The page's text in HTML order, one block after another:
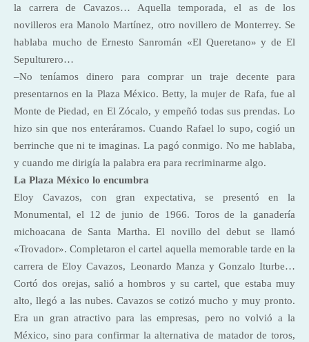
la carrera de Cavazos… Aquella temporada, el as de los
novilleros era Manolo Martínez, otro novillero de Monterrey. Se
hablaba mucho de Ernesto Sanromán «El Queretano» y de El
Sepulturero…
–No teníamos dinero para comprar un traje decente para
presentarnos en la Plaza México. Betty, la mujer de Rafa, fue al
Monte de Piedad, en El Zócalo, y empeñó todas sus prendas. Lo
hizo sin que nos enteráramos. Cuando Rafael lo supo, cogió un
berrinche que ni te imaginas. La pagó conmigo. No me hablaba,
y cuando me dirigía la palabra era para recriminarme algo.
La Plaza México lo encumbra
Eloy Cavazos, con gran expectativa, se presentó en la
Monumental, el 12 de junio de 1966. Toros de la ganadería
michoacana de Santa Martha. El novillo del debut se llamó
«Trovador». Completaron el cartel aquella memorable tarde en la
carrera de Eloy Cavazos, Leonardo Manza y Gonzalo Iturbe…
Cortó dos orejas, salió a hombros y su cartel, que estaba muy
alto, llegó a las nubes. Cavazos se cotizó mucho y muy pronto.
Era un gran atractivo para las empresas, pero no volvió a la
México, sino para confirmar la alternativa de matador de toros,